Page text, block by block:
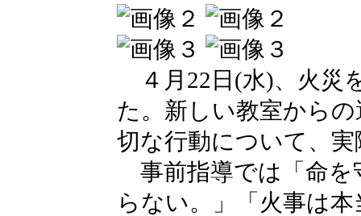
４月22日(水)、火災
た。新しい教室から
切な行動について、
事前指導では「命を
らない。」「火事は